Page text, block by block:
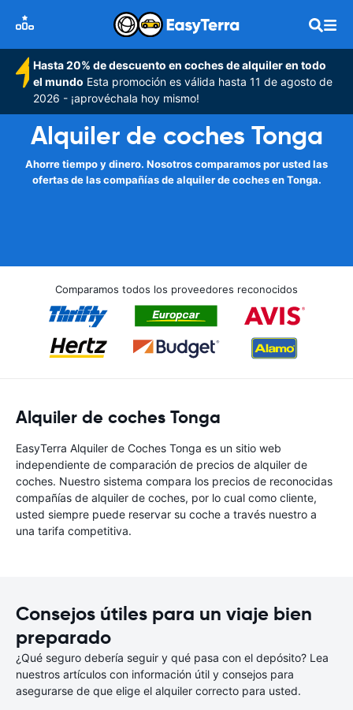
Hasta 20% de descuento en coches de alquiler en todo
el mundo Esta promoción es válida hasta 11 de agosto de
2026 - ¡aprovéchala hoy mismo!
Alquiler de coches Tonga
Ahorre tiempo y dinero. Nosotros comparamos por usted las
ofertas de las compañías de alquiler de coches en Tonga.
Comparamos todos los proveedores reconocidos
Alquiler de coches Tonga
EasyTerra Alquiler de Coches Tonga es un sitio web
independiente de comparación de precios de alquiler de
coches. Nuestro sistema compara los precios de reconocidas
compañías de alquiler de coches, por lo cual como cliente,
usted siempre puede reservar su coche a través nuestro a
una tarifa competitiva.
Consejos útiles para un viaje bien
preparado
¿Qué seguro debería seguir y qué pasa con el depósito? Lea
nuestros artículos con información útil y consejos para
asegurarse de que elige el alquiler correcto para usted.